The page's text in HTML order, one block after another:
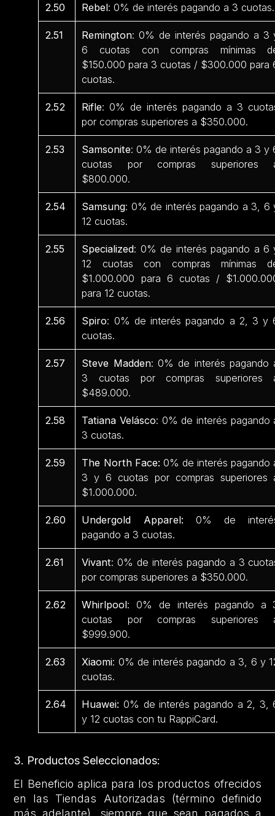
2.50 Rebel: 0% de interés pagando a 3 cuotas.
2.51 Remington: 0% de interés pagando a 3
6 cuotas con compras mínimas
$150.000 para 3 cuotas / $300.000 para
cuotas.
2.52 Rifle: 0% de interés pagando a 3
por compras superiores a $350.000.
2.53 Samsonite: 0% de interés pagando a 3 y
cuotas por compras superiores
$800.000.
2.54 Samsung: 0% de interés pagando a 3, 6
12 cuotas.
2.55 Specialized: 0% de interés pagando a 6
12 cuotas con compras mínimas
$1.000.000 para 6 cuotas /
para 12 cuotas.
2.56 Spiro: 0% de interés pagando a 2, 3 y
cuotas.
2.57 Steve Madden: 0% de interés pagando
3 cuotas por compras superiores
$489.000.
2.58 Tatiana Velásco: 0% de interés pagando
3 cuotas.
2.59 The North Face: 0% de interés pagando
3 y 6 cuotas por compras superiores
$1.000.000.
2.60 Undergold Apparel: 0% de
pagando a 3 cuotas.
2.61 Vivant: 0% de interés pagando a 3
por compras superiores a $350.000.
2.62 Whirlpool: 0% de interés pagando a
cuotas por compras superiores
$999.900.
2.63 Xiaomi: 0% de interés pagando a 3, 6 y
cuotas.
2.64 Huawei: 0% de interés pagando a 2, 3,
y 12 cuotas con tu RappiCard.
3. Productos Seleccionados:
El Beneficio aplica para los productos ofrecidos
en las Tiendas Autorizadas (término definido
más adelante), siempre que sean pagados a